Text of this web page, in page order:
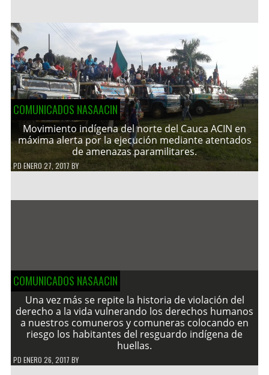
COMUNICADOS NASAACIN
Movimiento indígena del norte del Cauca ACIN en
máxima alerta por la ejecución mediante atentados
de amenazas paramilitares.
PDENERO 27, 2017 BY
COMUNICADOS NASAACIN
Una vez más se repite la historia de violación del
derecho a la vida vulnerando los derechos humanos
a nuestros comuneros y comuneras colocando en
riesgo los habitantes del resguardo indígena de
huellas.
PD ENERO 26, 2017 BY